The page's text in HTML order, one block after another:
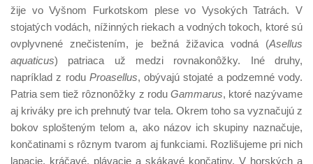
žije vo Vyšnom Furkotskom plese vo Vysokých Tatrách. V
stojatých vodách, nížinných riekach a vodných tokoch, ktoré sú
ovplyvnené znečistením, je bežná žižavica vodná (Asellus
aquaticus) patriaca už medzi rovnakonôžky. Iné druhy,
napríklad z rodu Proasellus, obývajú stojaté a podzemné vody.
Patria sem tiež rôznonôžky z rodu Gammarus, ktoré nazývame
aj kriváky pre ich prehnutý tvar tela. Okrem toho sa vyznačujú z
bokov splošteným telom a, ako názov ich skupiny naznačuje,
končatinami s rôznym tvarom aj funkciami. Rozlišujeme pri nich
lapacie, kráčavé, plávacie a skákavé končatiny. V horských a